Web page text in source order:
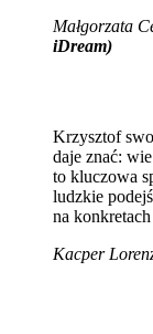
Małgorzata
iDream)
Krzysztof
daje znać:
to kluczowa
ludzkie
na
Kacper